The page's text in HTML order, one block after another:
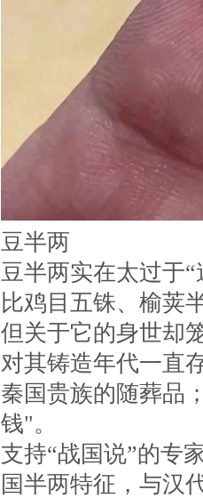
豆半两
豆半两实在太过于
比鸡目五铢、榆荚
但关于它的身世却
对其铸造年代一直
秦国贵族的随葬品
钱"。
支持“战国说”的专
国半两特征，与汉